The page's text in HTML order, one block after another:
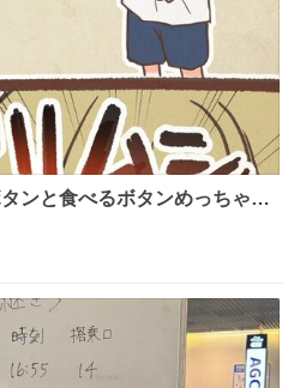
ンと食べるボタンめっちゃ間